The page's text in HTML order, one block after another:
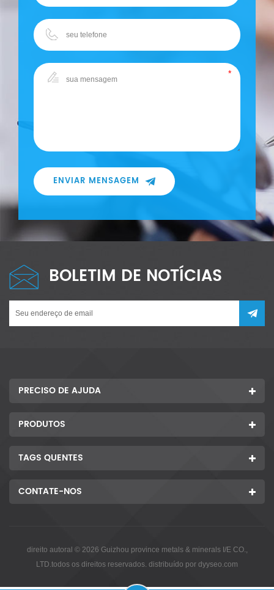
ENVIAR MENSAGEM
BOLETIM DE NOTÍCIAS
PRECISO DE AJUDA
PRODUTOS
TAGS QUENTES
CONTATE-NOS
direito autoral © 2026 Guizhou province metals & minerals I/E CO.,
LTD.todos os direitos reservados. distribuído por dyyseo.com